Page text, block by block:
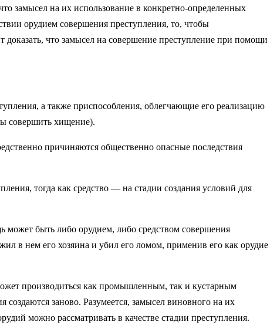
замысел на их использование в конкретно-определенных
орудием совершения преступления, то, чтобы
доказать, что замысел на совершение преступление при помощи
а также приспособления, облегчающие его реализацию
совершить хищение).
причиняются общественно опасные последствия
тогда как средство — на стадии создания условий для
может быть либо орудием, либо средством совершения
в нем его хозяина и убил его ломом, применив его как орудие
производиться как промышленным, так и кустарным
заново. Разумеется, замысел виновного на их
можно рассматривать в качестве стадии преступления.